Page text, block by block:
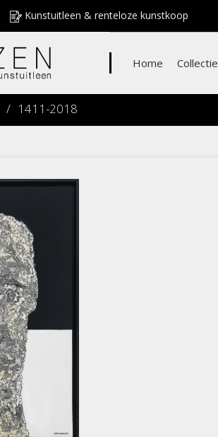
Kunstuitleen & renteloze kunstkoop
Home Collectie
/ 1411-2018